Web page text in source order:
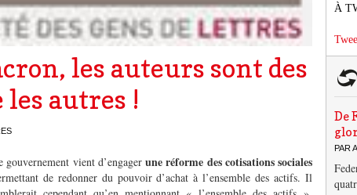
les auteurs sont des
autres !
gouvernement vient d’engager une réforme des cotisations sociales
de redonner du pouvoir d’achat à l’ensemble des actifs. Il
À
De
PAR